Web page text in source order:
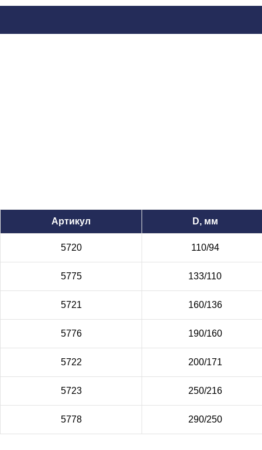
Артикул D, мм
5720 110/94
5775 133/110
5721 160/136
5776 190/160
5722 200/171
5723 250/216
5778 290/250